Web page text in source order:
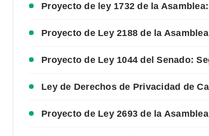
Proyecto de ley 1732 de la
Proyecto de Ley 2188 de la
Proyecto de Ley 1044 del Senado:
Ley de Derechos de Privacidad de
Proyecto de Ley 2693 de la